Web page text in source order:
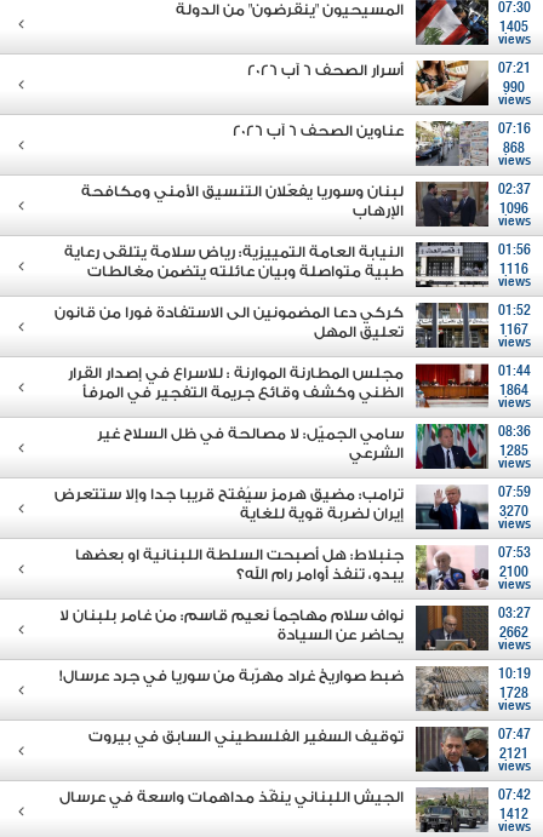
07:30
1405
views
المسيحيون "ينقرضون" من الدولة
07:21
990
views
أسرار الصحف 6 آب 2026
07:16
868
views
عناوين الصحف 6 آب 2026
02:37
1096
views
لبنان وسوريا يفعّلان التنسيق الأمني ومكافحة
الإرهاب
01:56
1116
views
النيابة العامة التمييزية: رياض سلامة يتلقى رعاية
طبية متواصلة وبيان عائلته يتضمن مغالطات
01:52
1167
views
كركي دعا المضمونين الى الاستفادة فورا من قانون
تعليق المهل
01:44
1864
views
مجلس المطارنة الموارنة : للاسراع في إصدار القرار
الظني وكشف وقائع جريمة التفجير في المرفأ
08:36
1285
views
سامي الجميّل: لا مصالحة في ظل السلاح غير
الشرعي
07:59
3270
views
ترامب: مضيق هرمز سيُفتح قريبا جدا وإلا ستتعرض
إيران لضربة قوية للغاية
07:53
2100
views
جنبلاط: هل أصبحت السلطة اللبنانية او بعضها
يبدو، تنفذ أوامر رام الله؟
03:27
2662
views
نواف سلام مهاجماً نعيم قاسم: من غامر بلبنان لا
يحاضر عن السيادة
10:19
1728
views
ضبط صواريخ غراد مهرّبة من سوريا في جرد عرسال!
07:47
2121
views
توقيف السفير الفلسطيني السابق في بيروت
07:42
1412
views
الجيش اللبناني ينفّذ مداهمات واسعة في عرسال